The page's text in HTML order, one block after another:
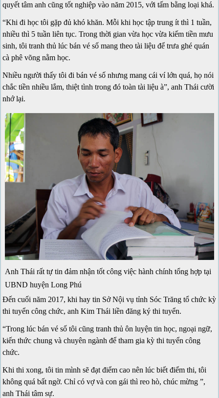
quyết tâm anh cũng tốt nghiệp vào năm 2015, với tấm bằng loại khá.
“Khi đi học tôi gặp đủ khó khăn. Mỗi khi học tập trung ít thì 1 tuần,
nhiều thì 5 tuần liên tục. Trong thời gian vừa học vừa kiếm tiền mưu
sinh, tôi tranh thủ lúc bán vé số mang theo tài liệu để trưa ghé quán
cà phê võng nằm học.
Nhiều người thấy tôi đi bán vé số nhưng mang cái ví lớn quá, họ nói
chắc tiền nhiều lắm, thiệt tình trong đó toàn tài liệu à”, anh Thái cười
nhớ lại.
Anh Thái rất tự tin đảm nhận tốt công việc hành chính tổng hợp tại
UBND huyện Long Phú
Đến cuối năm 2017, khi hay tin Sở Nội vụ tỉnh Sóc Trăng tổ chức kỳ
thi tuyển công chức, anh Kim Thái liền đăng ký thi tuyển.
“Trong lúc bán vé số tôi cũng tranh thủ ôn luyện tin học, ngoại ngữ,
kiến thức chung và chuyên ngành để tham gia kỳ thi tuyển công
chức.
Khi thi xong, tôi tin mình sẽ đạt điểm cao nên lúc biết điểm thi, tôi
không quá bất ngờ. Chỉ có vợ và con gái thì reo hò, chúc mừng ”,
anh Thái tâm sự.